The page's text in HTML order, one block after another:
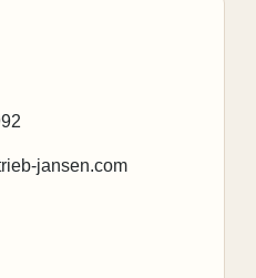
jansen.com